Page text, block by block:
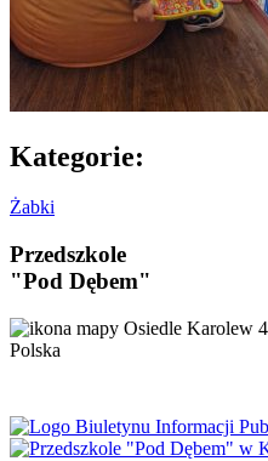
Kategorie:
Żabki
Przedszkole
"Pod Dębem"
Osiedle Karolew
Polska